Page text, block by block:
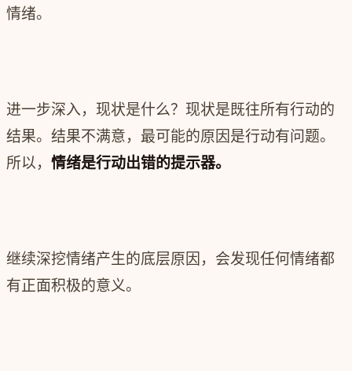
情绪。
进一步深入，现状是什么？现状是既往所有行动的
结果。结果不满意，最可能的原因是行动有问题。
所以， 情绪是行动出错的提示器。
继续深挖情绪产生的底层原因，会发现任何情绪都
有正面积极的意义。